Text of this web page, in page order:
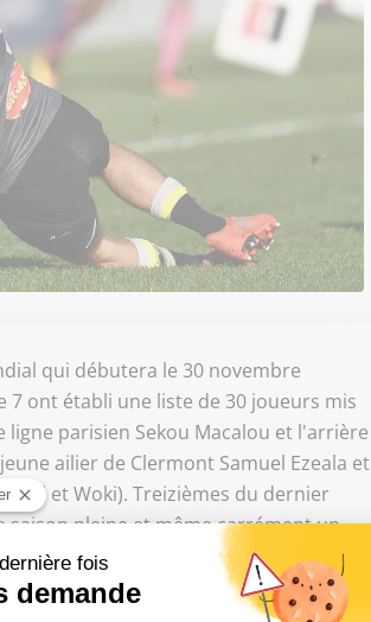
qui débutera le 30 novembre
7 ont établi une liste de 30 joueurs mis
parisien Sekou Macalou et l'arrière
ailier de Clermont Samuel Ezeala et
et Woki). Treizièmes du dernier
saison pleine et même carrément un
synonyme de qualification directe